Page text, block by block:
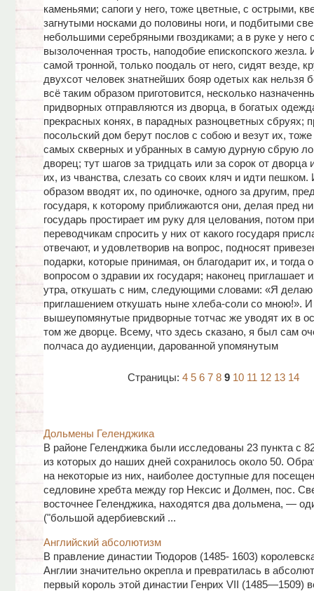
каменьями; сапоги у него, тоже цветные, с острыми,
загнутыми носками до половины ноги, и подбитыми
небольшими серебряными гвоздиками; а в руке у него
вызолоченная трость, наподобие епископского жезла.
самой тронной, только поодаль от него, сидят везде,
двухсот человек знатнейших бояр одетых как нельзя
всё таким образом приготовится, несколько
придворных отправляются из дворца, в богатых
прекрасных конях, в парадных разноцветных сбруях;
посольский дом берут послов с собою и везут их,
самых скверных и убранных в самую дурную сбрую
дворец; тут шагов за тридцать или за сорок от дворца
их, из чванства, слезать со своих кляч и идти пешком.
образом вводят их, по одиночке, одного за другим,
государя, к которому приближаются они, делая пред
государь простирает им руку для целования, потом
переводчикам спросить у них от какого государя
отвечают, и удовлетворив на вопрос, подносят
подарки, которые принимая, он благодарит их, и тогда
вопросом о здравии их государя; наконец приглашает
утра, откушать с ним, следующими словами: «Я
приглашением откушать ныне хлеба-соли со мною!». И
вышеупомянутые придворные тотчас же уводят их в
том же дворце. Всему, что здесь сказано, я был сам
полчаса до аудиенции, дарованной упомянутым
Страницы: 4 5 6 7 8 9 10 11 12 13 14
Дольмены Геленджика
В районе Геленджика были исследованы 23 пункта с
из которых до наших дней сохранилось около 50.
на некоторые из них, наиболее доступные для
седловине хребта между гор Нексис и Долмен, пос.
восточнее Геленджика, находятся два дольмена, —
("большой адербиевский ...
Английский абсолютизм
В правление династии Тюдоров (1485- 1603)
Англии значительно окрепла и превратилась в
первый король этой династии Генрих VII (1485—1509)